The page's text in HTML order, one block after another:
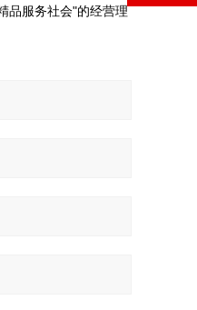
品服务社会"的经营理